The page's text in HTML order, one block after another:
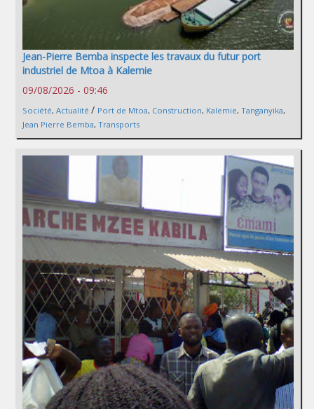
Jean-Pierre Bemba inspecte les travaux du futur port
industriel de Mtoa à Kalemie
09/08/2026 - 09:46
Société, Actualité / Port de Mtoa, Construction, Kalemie, Tanganyika,
Jean Pierre Bemba, Transports